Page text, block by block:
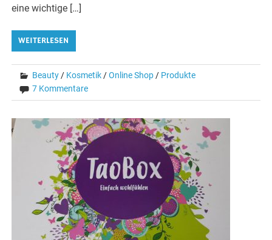
eine wichtige […]
WEITERLESEN
Beauty / Kosmetik /Online Shop / Produkte
7 Kommentare